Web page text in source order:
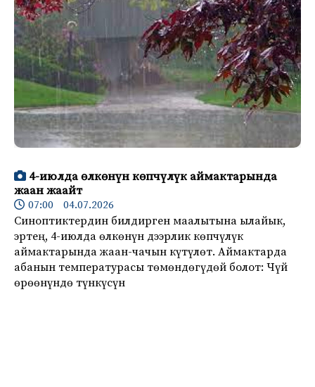
4-июлда өлкөнүн көпчүлүк аймактарында
жаан жаайт
07:00 04.07.2026
Синоптиктердин билдирген маалытына ылайык,
эртең, 4-июлда өлкөнүн дээрлик көпчүлүк
аймактарында жаан-чачын күтүлөт. Аймактарда
абанын температурасы төмөндөгүдөй болот: Чүй
өрөөнүндө түнкүсүн